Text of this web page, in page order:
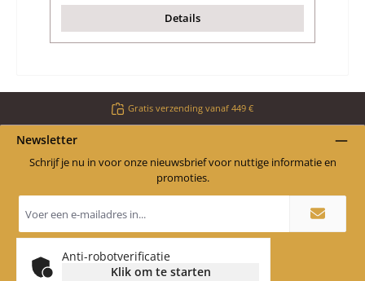
Details
Gratis verzending vanaf 449 €
Newsletter
Schrijf je nu in voor onze nieuwsbrief voor nuttige informatie en
promoties.
mailadres
*
Anti-robotverificatie
Klik om te starten